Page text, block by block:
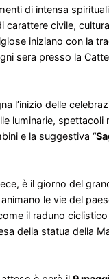
di intensa
carattere civile,
iniziano con la
sera presso la
l’inizio delle
luminarie, spettacoli
e la suggestiva “
è il giorno del
le vie del
il raduno ciclistico
della statua della